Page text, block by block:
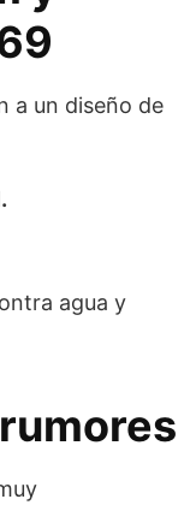
a un diseño de
agua y